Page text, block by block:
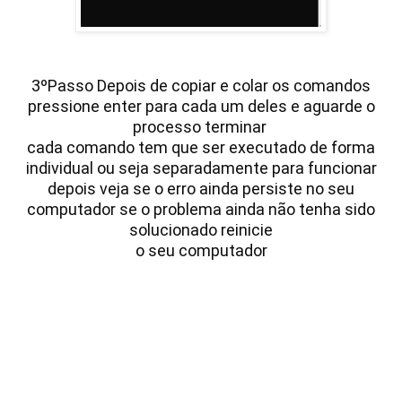
3ºPasso Depois de copiar e colar os comandos
pressione enter para cada um deles e aguarde o
processo terminar
cada comando tem que ser executado de forma
individual ou seja separadamente para funcionar
depois veja se o erro ainda persiste no seu
computador se o problema ainda não tenha sido
solucionado reinicie
o seu computador